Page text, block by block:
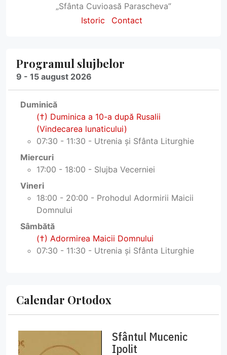
„Sfânta Cuvioasă Parascheva”
Istoric
Contact
Programul slujbelor
9 - 15 august 2026
Duminică
(†) Duminica a 10-a după Rusalii
(Vindecarea lunaticului)
07:30 - 11:30 - Utrenia și Sfânta Liturghie
Miercuri
17:00 - 18:00 - Slujba Vecerniei
Vineri
18:00 - 20:00 - Prohodul Adormirii Maicii
Domnului
Sâmbătă
(†) Adormirea Maicii Domnului
07:30 - 11:30 - Utrenia și Sfânta Liturghie
Calendar Ortodox
Sfântul Mucenic
Ipolit